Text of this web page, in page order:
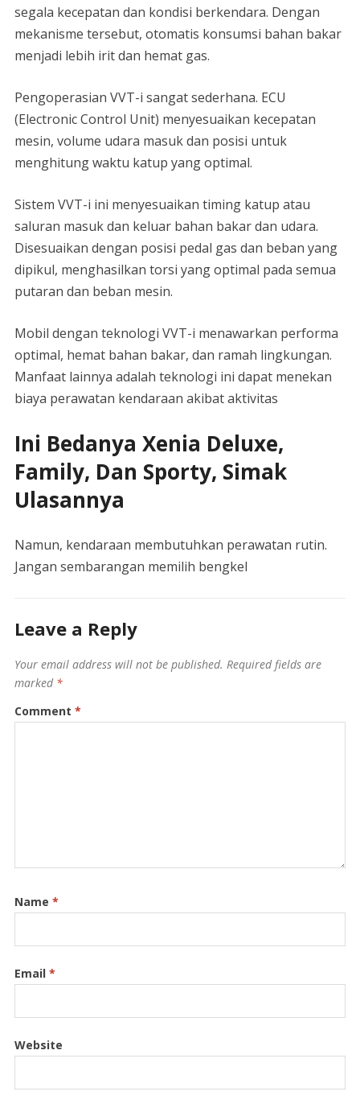
segala kecepatan dan kondisi berkendara. Dengan
mekanisme tersebut, otomatis konsumsi bahan bakar
menjadi lebih irit dan hemat gas.
Pengoperasian VVT-i sangat sederhana. ECU
(Electronic Control Unit) menyesuaikan kecepatan
mesin, volume udara masuk dan posisi untuk
menghitung waktu katup yang optimal.
Sistem VVT-i ini menyesuaikan timing katup atau
saluran masuk dan keluar bahan bakar dan udara.
Disesuaikan dengan posisi pedal gas dan beban yang
dipikul, menghasilkan torsi yang optimal pada semua
putaran dan beban mesin.
Mobil dengan teknologi VVT-i menawarkan performa
optimal, hemat bahan bakar, dan ramah lingkungan.
Manfaat lainnya adalah teknologi ini dapat menekan
biaya perawatan kendaraan akibat aktivitas
Ini Bedanya Xenia Deluxe,
Family, Dan Sporty, Simak
Ulasannya
Namun, kendaraan membutuhkan perawatan rutin.
Jangan sembarangan memilih bengkel
Leave a Reply
Your email address will not be published. Required fields are
marked *
Comment *
Name *
Email *
Website